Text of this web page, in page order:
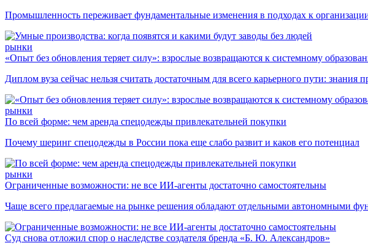
Промышленность переживает фундаментальные изменения в подходах к
рынки
«Опыт без обновления теряет силу»: взрослые возвращаются к системному
Диплом вуза сейчас нельзя считать достаточным для всего карьерного пути: знания
рынки
По всей форме: чем аренда спецодежды привлекательней покупки
Почему шеринг спецодежды в России пока еще слабо развит и каков его потенциал
рынки
Ограниченные возможности: не все ИИ-агенты достаточно самостоятельны
Чаще всего предлагаемые на рынке решения обладают отдельными автономными
Суд снова отложил спор о наследстве создателя бренда «Б. Ю. Александров»